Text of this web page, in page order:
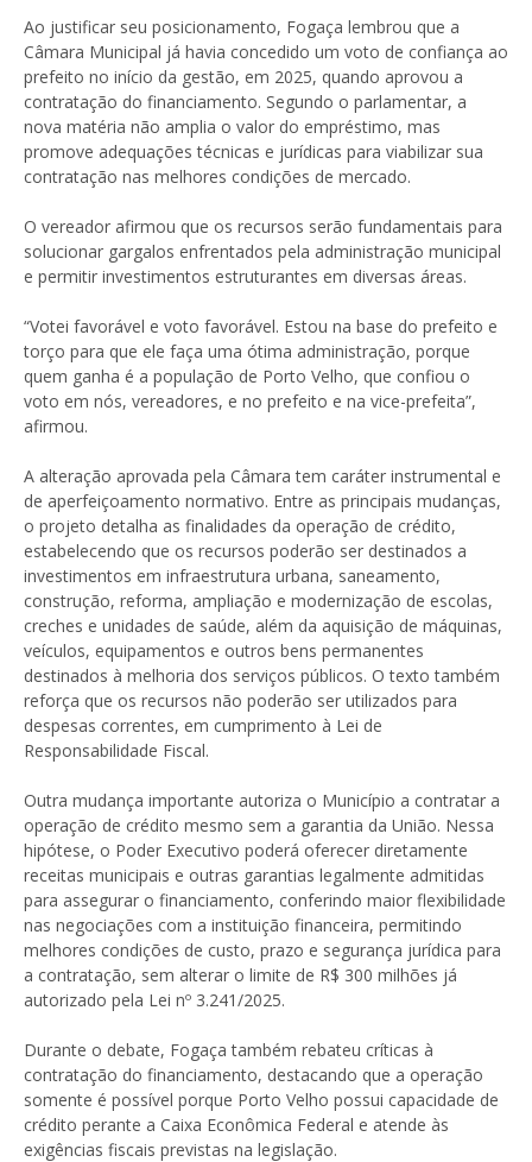
Ao justificar seu posicionamento, Fogaça lembrou que a
Câmara Municipal já havia concedido um voto de confiança ao
prefeito no início da gestão, em 2025, quando aprovou a
contratação do financiamento. Segundo o parlamentar, a
nova matéria não amplia o valor do empréstimo, mas
promove adequações técnicas e jurídicas para viabilizar sua
contratação nas melhores condições de mercado.
O vereador afirmou que os recursos serão fundamentais para
solucionar gargalos enfrentados pela administração municipal
e permitir investimentos estruturantes em diversas áreas.
“Votei favorável e voto favorável. Estou na base do prefeito e
torço para que ele faça uma ótima administração, porque
quem ganha é a população de Porto Velho, que confiou o
voto em nós, vereadores, e no prefeito e na vice-prefeita”,
afirmou.
A alteração aprovada pela Câmara tem caráter instrumental e
de aperfeiçoamento normativo. Entre as principais mudanças,
o projeto detalha as finalidades da operação de crédito,
estabelecendo que os recursos poderão ser destinados a
investimentos em infraestrutura urbana, saneamento,
construção, reforma, ampliação e modernização de escolas,
creches e unidades de saúde, além da aquisição de máquinas,
veículos, equipamentos e outros bens permanentes
destinados à melhoria dos serviços públicos. O texto também
reforça que os recursos não poderão ser utilizados para
despesas correntes, em cumprimento à Lei de
Responsabilidade Fiscal.
Outra mudança importante autoriza o Município a contratar a
operação de crédito mesmo sem a garantia da União. Nessa
hipótese, o Poder Executivo poderá oferecer diretamente
receitas municipais e outras garantias legalmente admitidas
para assegurar o financiamento, conferindo maior flexibilidade
nas negociações com a instituição financeira, permitindo
melhores condições de custo, prazo e segurança jurídica para
a contratação, sem alterar o limite de R$ 300 milhões já
autorizado pela Lei nº 3.241/2025.
Durante o debate, Fogaça também rebateu críticas à
contratação do financiamento, destacando que a operação
somente é possível porque Porto Velho possui capacidade de
crédito perante a Caixa Econômica Federal e atende às
exigências fiscais previstas na legislação.